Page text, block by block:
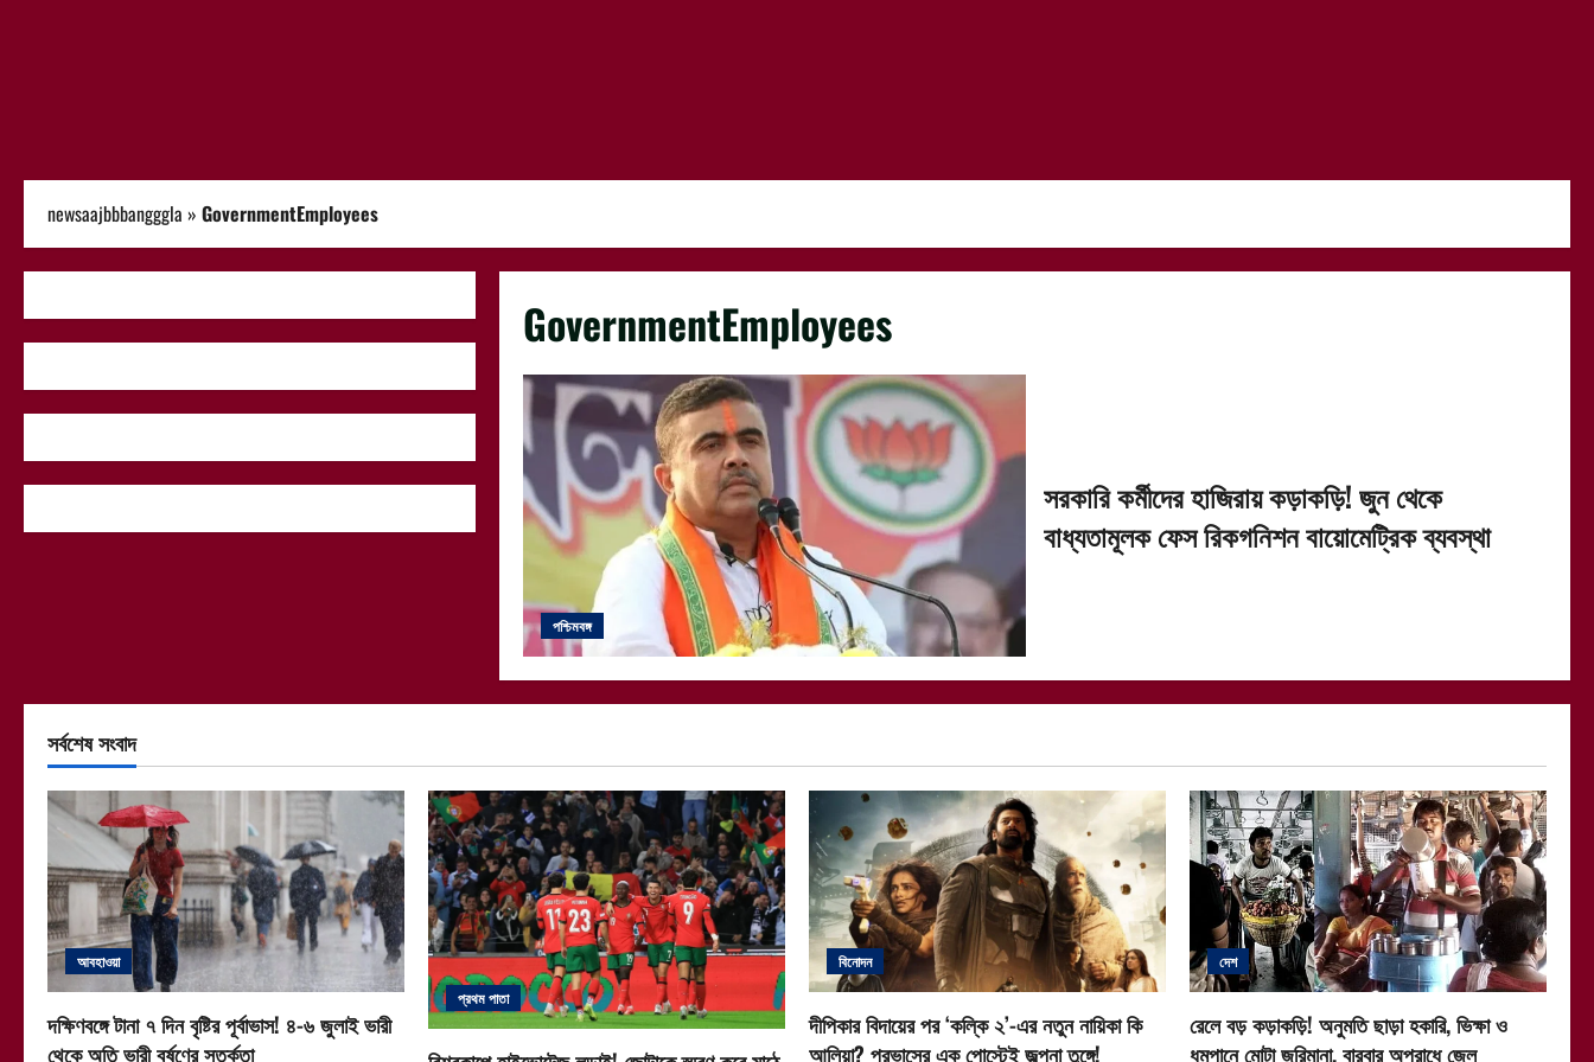
newsaajbbbangggla » GovernmentEmployees
GovernmentEmployees
পশ্চিমবঙ্গ
সরকারি কর্মীদের হাজিরায় কড়াকড়ি! জুন থেকে
বাধ্যতামূলক ফেস রিকগনিশন বায়োমেট্রিক ব্যবস্থা
সর্বশেষ সংবাদ
আবহাওয়া
দক্ষিণবঙ্গে টানা ৭ দিন বৃষ্টির পূর্বাভাস! ৪-৬ জুলাই ভারী
থেকে অতি ভারী বর্ষণের সতর্কতা
প্রথম পাতা
বিনোদন
দীপিকার বিদায়ের পর ‘কল্কি ২’-এর নতুন নায়িকা কি
আলিয়া? প্রভাসের এক পোস্টেই জল্পনা তুঙ্গে!
দেশ
রেলে বড় কড়াকড়ি! অনুমতি ছাড়া হকারি, ভিক্ষা ও
ধূমপানে মোটা জরিমানা, বারবার অপরাধে জেল